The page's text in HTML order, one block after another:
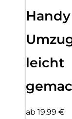
Handy
leicht
ab 19,99 €